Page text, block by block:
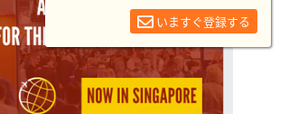
いますぐ登録する